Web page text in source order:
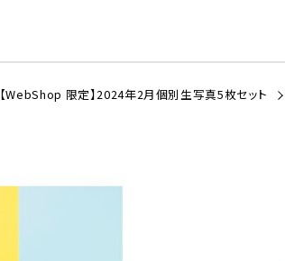
【WebShop 限定】2024年2月個別生写真5枚セット